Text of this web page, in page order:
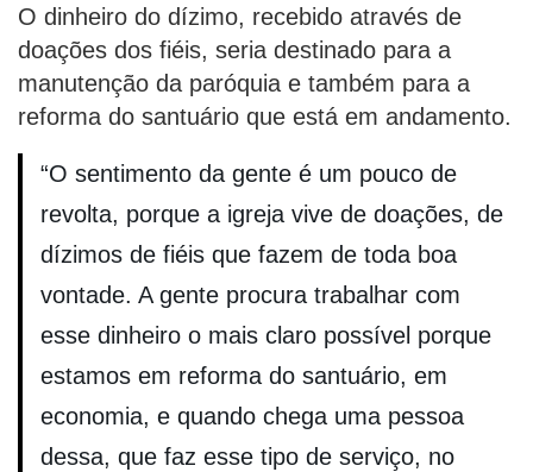
O dinheiro do dízimo, recebido através de
doações dos fiéis, seria destinado para a
manutenção da paróquia e também para a
reforma do santuário que está em andamento.
“O sentimento da gente é um pouco de
revolta, porque a igreja vive de doações, de
dízimos de fiéis que fazem de toda boa
vontade. A gente procura trabalhar com
esse dinheiro o mais claro possível porque
estamos em reforma do santuário, em
economia, e quando chega uma pessoa
dessa, que faz esse tipo de serviço, no